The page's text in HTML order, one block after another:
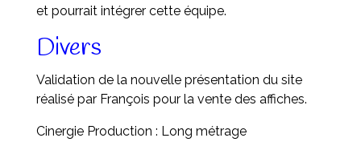
et pourrait intégrer cette équipe.
Divers
Validation de la nouvelle présentation du site
réalisé par François pour la vente des affiches.
Cinergie Production : Long métrage